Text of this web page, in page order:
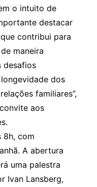
o intuito de
destacar
contribui para
maneira
desafios
dos
familiares”,
aos
8h, com
A abertura
uma palestra
Ivan Lansberg,